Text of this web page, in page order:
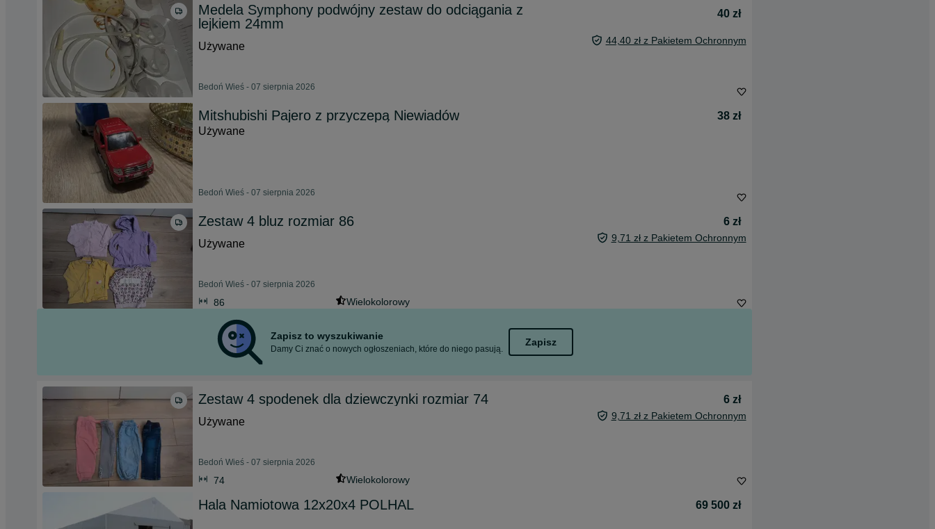
Medela Symphony podwójny zestaw do odciągania z
lejkiem 24mm
40 zł
Używane 44,40 zł z Pakietem Ochronnym
Bedoń Wieś - 07 sierpnia 2026
Mitshubishi Pajero z przyczepą Niewiadów
38 zł
Używane
Bedoń Wieś - 07 sierpnia 2026
Zestaw 4 bluz rozmiar 86
6 zł
Używane
9,71 zł z Pakietem Ochronnym
Bedoń Wieś - 07 sierpnia 2026
86 Wielokolorowy
Zapisz to wyszukiwanie
Damy Ci znać o nowych ogłoszeniach, które do niego pasują.
Zapisz
Zestaw 4 spodenek dla dziewczynki rozmiar 74
6 zł
Używane
9,71 zł z Pakietem Ochronnym
Bedoń Wieś - 07 sierpnia 2026
74 Wielokolorowy
Hala Namiotowa 12x20x4 POLHAL 69 500 zł